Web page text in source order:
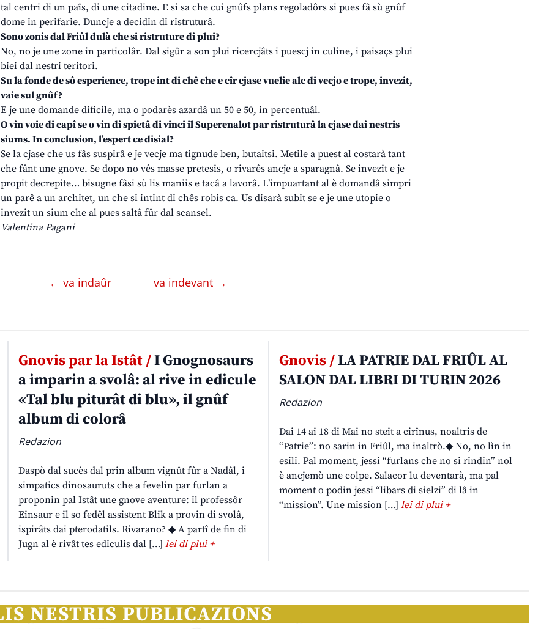
tal centri di un paîs, di une citadine. E si sa che cui gnûfs plans regoladôrs si pues fâ sù gnûf
dome in perifarie. Duncje a decidin di ristruturâ.
Sono zonis dal Friûl dulà che si ristruture di plui?
No, no je une zone in particolâr. Dal sigûr a son plui ricercjâts i puescj in culine, i paisaçs plui
biei dal nestri teritori.
Su la fonde de sô esperience, trope int di chê che e cîr cjase vuelie alc di vecjo e trope, invezit,
vaie sul gnûf?
E je une domande dificile, ma o podarès azardâ un 50 e 50, in percentuâl.
O vin voie di capî se o vin di spietâ di vinci il Superenalot par ristruturâ la cjase dai nestris
siums. In conclusion, l’espert ce disial?
Se la cjase che us fâs suspirâ e je vecje ma tignude ben, butaitsi. Metile a puest al costarà tant
che fânt une gnove. Se dopo no vês masse pretesis, o rivarês ancje a sparagnâ. Se invezit e je
propit decrepite… bisugne fâsi sù lis maniis e tacâ a lavorâ. L’impuartant al è domandâ simpri
un parê a un architet, un che si intint di chês robis ca. Us disarà subit se e je une utopie o
invezit un sium che al pues saltâ fûr dal scansel.
Valentina Pagani
← va indaûr va indevant →
Gnovis par la Istât /I Gnognosaurs
a imparin a svolâ: al rive in edicule
«Tal blu piturât di blu», il gnûf
album di colorâ
Redazion
Daspò dal sucès dal prin album vignût fûr a Nadâl, i
simpatics dinosauruts che a fevelin par furlan a
proponin pal Istât une gnove aventure: il professôr
Einsaur e il so fedêl assistent Blik a provin di svolâ,
ispirâts dai pterodatils. Rivarano? ◆ A partî de fin di
Jugn al è rivât tes ediculis dal […] lei di plui +
Gnovis /LA PATRIE DAL FRIÛL AL
SALON DAL LIBRI DI TURIN 2026
Redazion
Dai 14 ai 18 di Mai no steit a cirînus, noaltris de
“Patrie”: no sarin in Friûl, ma inaltrò.◆ No, no lìn in
esili. Pal moment, jessi “furlans che no si rindin” nol
è ancjemò une colpe. Salacor lu deventarà, ma pal
moment o podin jessi “libars di sielzi” di lâ in
“mission”. Une mission […]lei di plui +